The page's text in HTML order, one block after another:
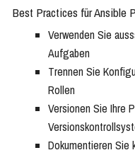
Best Practices für Ansible
Verwenden Sie
Aufgaben
Trennen Sie
Rollen
Versionen Sie Ihre
Dokumentieren Sie